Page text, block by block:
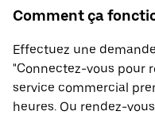
Comment ça
Effectuez une
"Connectez-vous pour
service commercial
heures. Ou rendez-